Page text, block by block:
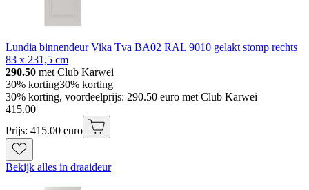
Lundia binnendeur Vika Tva BA02 RAL 9010 gelakt stomp rechts
83 x 231,5 cm
290.50 met Club Karwei
30% korting30% korting
30% korting, voordeelprijs: 290.50 euro met Club Karwei
415.00
Prijs: 415.00 euro
Bekijk alles in draaideur